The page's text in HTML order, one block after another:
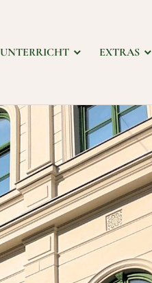
UNTERRICHT EXTRAS